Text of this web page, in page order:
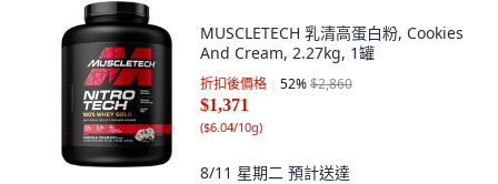
MUSCLETECH 乳清高蛋白粉, Cookies
And Cream, 2.27kg, 1罐
折扣後價格 52%$2,860
$1,371
($6.04/10g)
8/11 星期二 預計送達